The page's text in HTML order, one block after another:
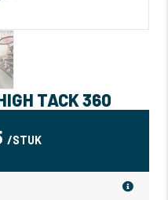
TACK 360
/STUK